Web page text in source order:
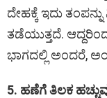
ದೇಹಕ್ಕೆ ಇದು
ತಡೆಯುತ್ತದೆ.
ಭಾಗದಲ್ಲಿ ಅಂದರೆ,
5. ಹಣೆಗೆ ತಿಲಕ